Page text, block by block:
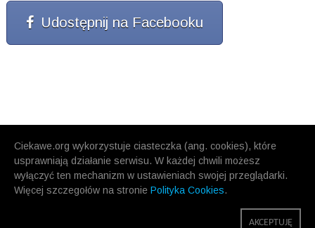
Ciekawe.org wykorzystuje ciasteczka (ang. cookies), które
usprawniają działanie serwisu. W każdej chwili możesz
wyłączyć ten mechanizm w ustawieniach swojej przeglądarki.
Więcej szczegołów na stronie Polityka Cookies.
AKCEPTUJĘ
Udostępnij na Facebooku